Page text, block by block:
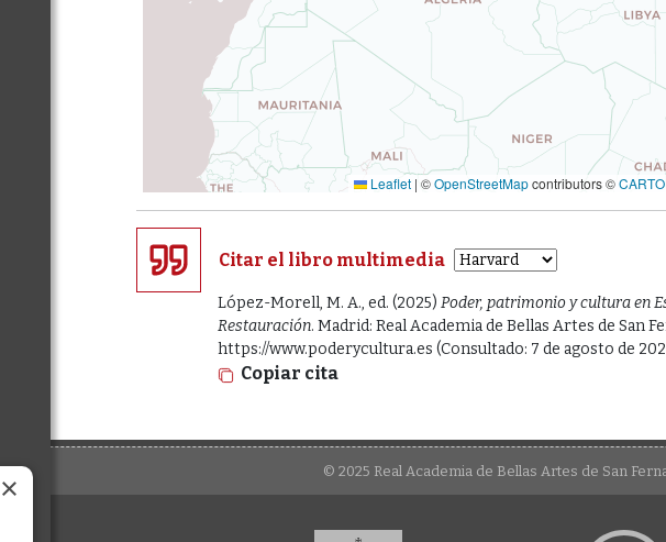
Leaflet | ©OpenStreetMapcontributors ©CARTO
Citar el libro multimedia
López-Morell, M. A., ed. (2025) Poder, patrimonio y cultura en
Restauración. Madrid: Real Academia de Bellas Artes de San
https://www.poderycultura.es (Consultado: 7 de agosto de
Copiar cita
© 2025 Real Academia de Bellas Artes de San
×